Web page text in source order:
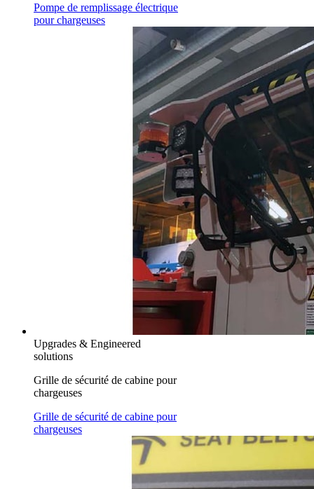
Pompe de remplissage électrique
pour chargeuses
Upgrades & Engineered
solutions
Grille de sécurité de cabine pour
chargeuses
Grille de sécurité de cabine pour
chargeuses